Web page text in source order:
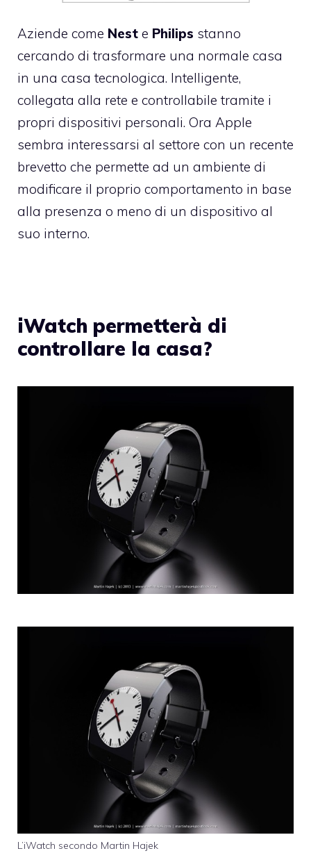
Aziende come Nest e Philips stanno
cercando di trasformare una normale casa
in una casa tecnologica. Intelligente,
collegata alla rete e controllabile tramite i
propri dispositivi personali. Ora Apple
sembra interessarsi al settore con un recente
brevetto che permette ad un ambiente di
modificare il proprio comportamento in base
alla presenza o meno di un dispositivo al
suo interno.
iWatch permetterà di
controllare la casa?
L’iWatch secondo Martin Hajek